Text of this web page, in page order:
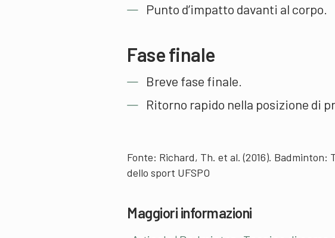
Punto d’impatto davanti al corpo.
Fase finale
Breve fase finale.
Ritorno rapido nella posizione di
Fonte: Richard, Th. et al. (2016).
dello sport UFSPO
Maggiori informazioni